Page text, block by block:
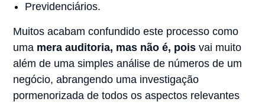
Previdenciários.
Muitos acabam confundido este processo como
uma mera auditoria, mas não é, poisvai muito
além de uma simples análise de números de um
negócio, abrangendo uma investigação
pormenorizada de todos os aspectos relevantes